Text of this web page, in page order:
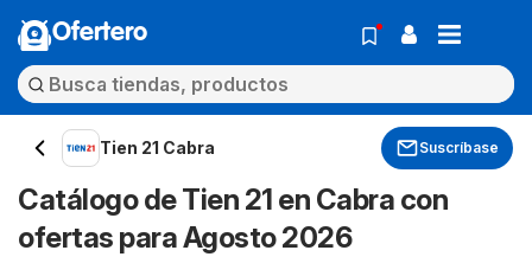
Ofertero
Tien 21 Cabra Suscríbase
Catálogo de Tien 21 en Cabra con
ofertas para Agosto 2026